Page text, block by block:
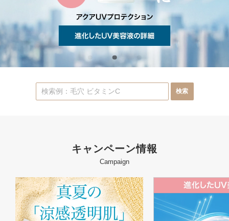
キャンペーン情報
Campaign